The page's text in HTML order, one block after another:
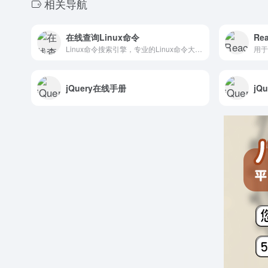
相关导航
在线查询Linux命令
用
jQuery在线手册